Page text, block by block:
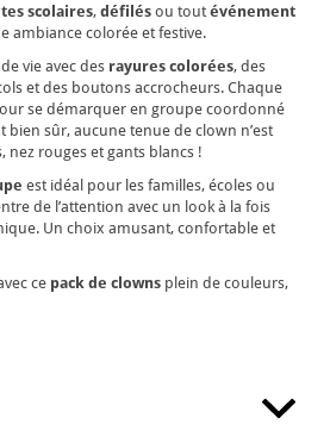
scolaires,défilés ou toutévénement
ambiance colorée et festive.
vie avec des rayures colorées, des
et des boutons accrocheurs. Chaque
se démarquer en groupe coordonné
bien sûr, aucune tenue de clown n’est
nez rouges et gants blancs !
est idéal pour les familles, écoles ou
de l’attention avec un look à la fois
Un choix amusant, confortable et
ce pack de clowns plein de couleurs,